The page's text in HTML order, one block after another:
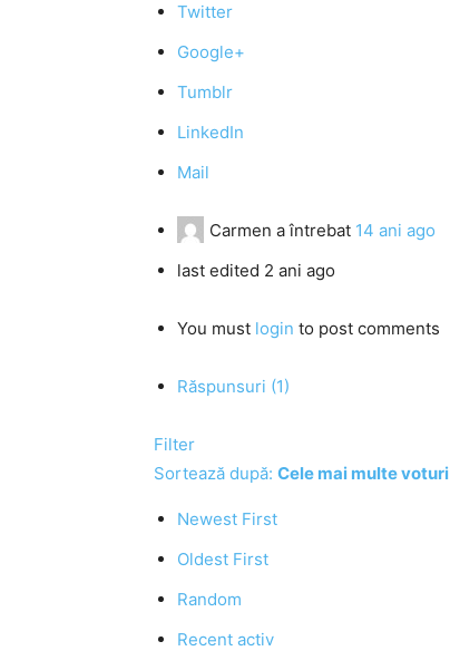
Twitter
Google+
Tumblr
LinkedIn
Mail
Carmen a întrebat 14 ani ago
last edited 2 ani ago
You must login to post comments
Răspunsuri (1)
Filter
Sortează după: Cele mai multe voturi
Newest First
Oldest First
Random
Recent activ